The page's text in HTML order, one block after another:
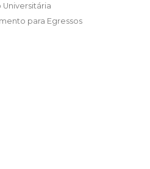
Universitária
para Egressos